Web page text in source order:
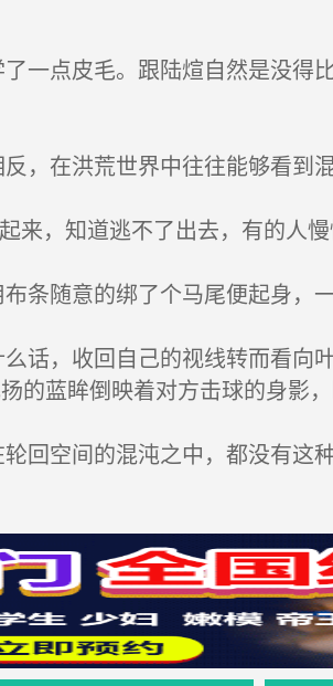
一点皮毛。跟陆煊自然是没得
，在洪荒世界中往往能够看到
，知道逃不了出去，有的人慢
条随意的绑了个马尾便起身，
话，收回自己的视线转而看向
的蓝眸倒映着对方击球的身影，
回空间的混沌之中，都没有这种